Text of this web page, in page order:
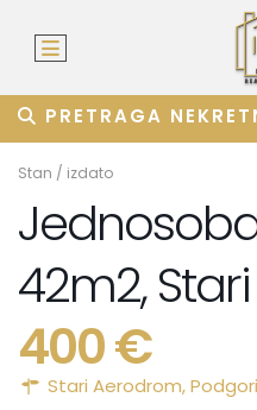
PRETRAGA
Stan / izdato
42m2,
400 €
Stari Aerodrom,